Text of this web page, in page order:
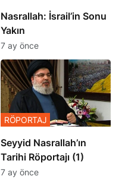
Nasrallah: İsrail’in Sonu
Yakın
7 ay önce
Seyyid Nasrallah’ın
Tarihi Röportajı (1)
RÖPORTAJ
7 ay önce